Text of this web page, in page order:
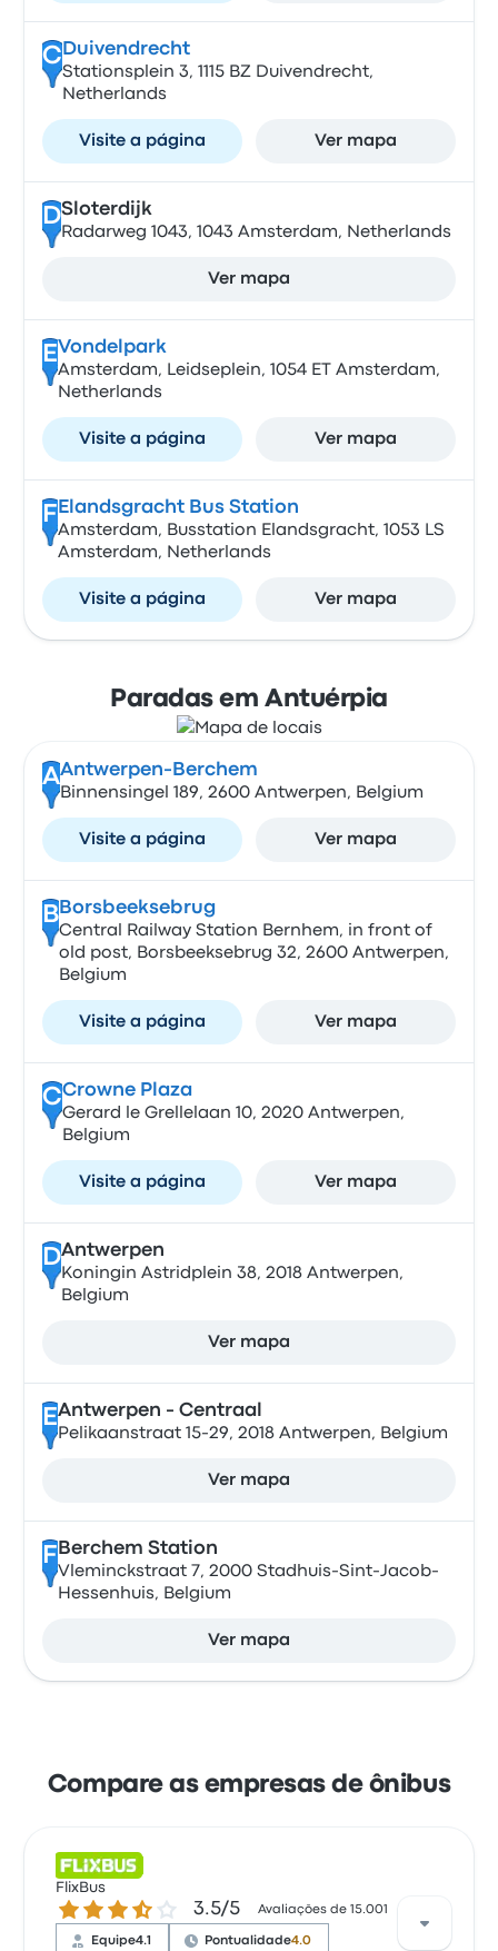
CDuivendrecht
Stationsplein 3, 1115 BZ Duivendrecht,
Netherlands
Visite a página Ver mapa
DSloterdijk
Radarweg 1043, 1043 Amsterdam, Netherlands
Ver mapa
EVondelpark
Amsterdam, Leidseplein, 1054 ET Amsterdam,
Netherlands
Visite a página Ver mapa
F Elandsgracht Bus Station
Amsterdam, Busstation Elandsgracht, 1053 LS
Amsterdam, Netherlands
Visite a página Ver mapa
Paradas em Antuérpia
AAntwerpen-Berchem
Binnensingel 189, 2600 Antwerpen, Belgium
Visite a página Ver mapa
B Borsbeeksebrug
Central Railway Station Bernhem, in front of
old post, Borsbeeksebrug 32, 2600 Antwerpen,
Belgium
Visite a página Ver mapa
CCrowne Plaza
Gerard le Grellelaan 10, 2020 Antwerpen,
Belgium
Visite a página Ver mapa
DAntwerpen
Koningin Astridplein 38, 2018 Antwerpen,
Belgium
Ver mapa
EAntwerpen - Centraal
Pelikaanstraat 15-29, 2018 Antwerpen, Belgium
Ver mapa
F Berchem Station
Vleminckstraat 7, 2000 Stadhuis-Sint-Jacob-
Hessenhuis, Belgium
Ver mapa
Compare as empresas de ônibus
FlixBus
3.5 de 5 estrelas 3.5/5 Avaliações de 15.001
Equipe4.1 Pontualidade4.0